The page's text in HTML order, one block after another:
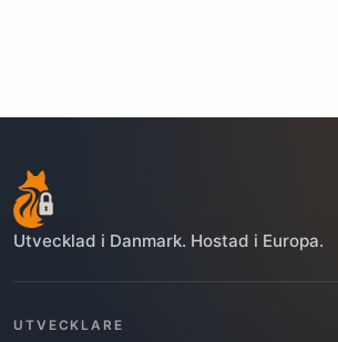
Utvecklad i Danmark. Hostad i Europa.
UTVECKLARE